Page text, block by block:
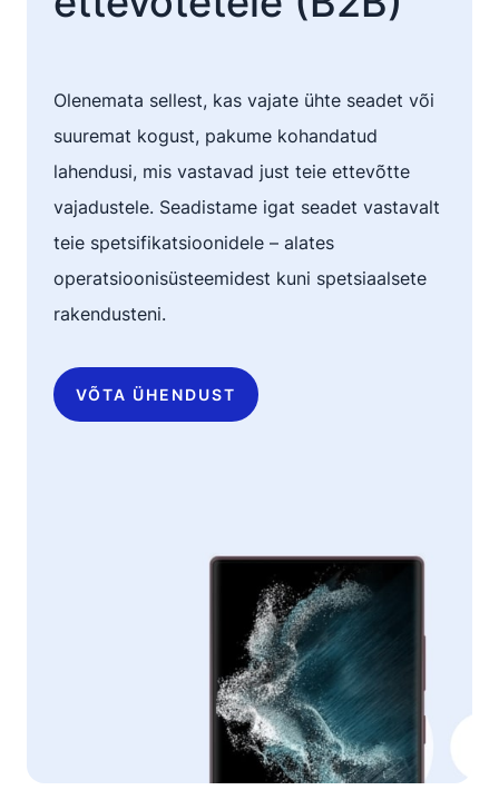
Olenemata sellest, kas vajate ühte seadet või
suuremat kogust, pakume kohandatud
lahendusi, mis vastavad just teie ettevõtte
vajadustele. Seadistame igat seadet vastavalt
teie spetsifikatsioonidele – alates
operatsioonisüsteemidest kuni spetsiaalsete
rakendusteni.
VÕTA ÜHENDUST